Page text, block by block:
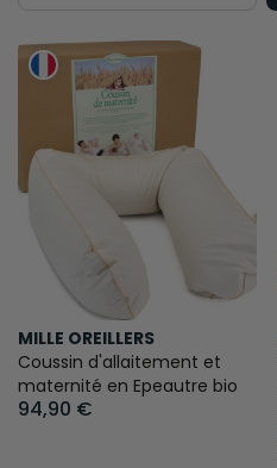
MILLE OREILLERS
Coussin d'allaitement et
maternité en Epeautre bio
94,90 €